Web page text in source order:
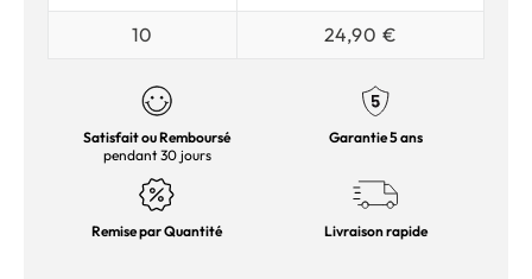
10
24,90 €
Satisfait ou Remboursé
pendant 30 jours
Garantie 5 ans
Remise par Quantité Livraison rapide